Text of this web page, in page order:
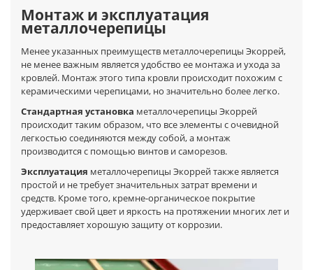
Монтаж и эксплуатация
металлочерепицы
Менее указанных преимуществ металлочерепицы Экоррей,
не менее важным является удобство ее монтажа и ухода за
кровлей. Монтаж этого типа кровли происходит похожим с
керамическими черепицами, но значительно более легко.
Стандартная установка металлочерепицы Экоррей
происходит таким образом, что все элементы с очевидной
легкостью соединяются между собой, а монтаж
производится с помощью винтов и саморезов.
Эксплуатация металлочерепицы Экоррей также является
простой и не требует значительных затрат времени и
средств. Кроме того, кремне-органическое покрытие
удерживает свой цвет и яркость на протяжении многих лет и
предоставляет хорошую защиту от коррозии.